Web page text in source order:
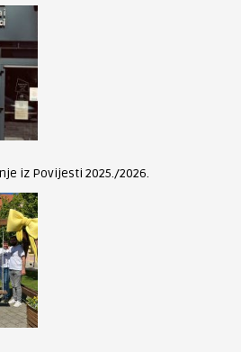
iz Povijesti 2025./2026.